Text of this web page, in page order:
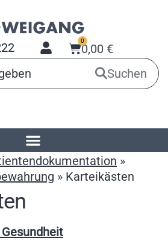
0,00 €
0
Suchen
»Arbeitsmittel für
»
» Karteikästen